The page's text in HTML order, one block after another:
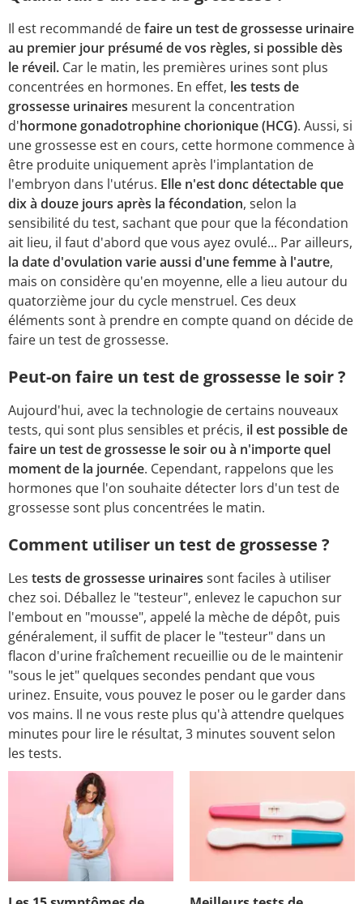
Il est recommandé defaire un test de grossesse urinaire
au premier jour présumé de vos règles, si possible dès
le réveil. Car le matin, les premières urines sont plus
concentrées en hormones. En effet, les tests de
grossesse urinaires mesurent la concentration
d'hormone gonadotrophine chorionique (HCG). Aussi, si
une grossesse est en cours, cette hormone commence à
être produite uniquement après l'implantation de
l'embryon dans l'utérus. Elle n'est donc détectable que
dix à douze jours après la fécondation, selon la
sensibilité du test, sachant que pour que la fécondation
ait lieu, il faut d'abord que vous ayez ovulé... Par ailleurs,
la date d'ovulation varie aussi d'une femme à l'autre,
mais on considère qu'en moyenne, elle a lieu autour du
quatorzième jour du cycle menstruel. Ces deux
éléments sont à prendre en compte quand on décide de
faire un test de grossesse.
Peut-on faire un test de grossesse le soir ?
Aujourd'hui, avec la technologie de certains nouveaux
tests, qui sont plus sensibles et précis, il est possible de
faire un test de grossesse le soir ou à n'importe quel
moment de la journée. Cependant, rappelons que les
hormones que l'on souhaite détecter lors d'un test de
grossesse sont plus concentrées le matin.
Comment utiliser un test de grossesse ?
Les tests de grossesse urinaires sont faciles à utiliser
chez soi. Déballez le "testeur", enlevez le capuchon sur
l'embout en "mousse", appelé la mèche de dépôt, puis
généralement, il suffit de placer le "testeur" dans un
flacon d'urine fraîchement recueillie ou de le maintenir
"sous le jet" quelques secondes pendant que vous
urinez. Ensuite, vous pouvez le poser ou le garder dans
vos mains. Il ne vous reste plus qu'à attendre quelques
minutes pour lire le résultat, 3 minutes souvent selon
les tests.